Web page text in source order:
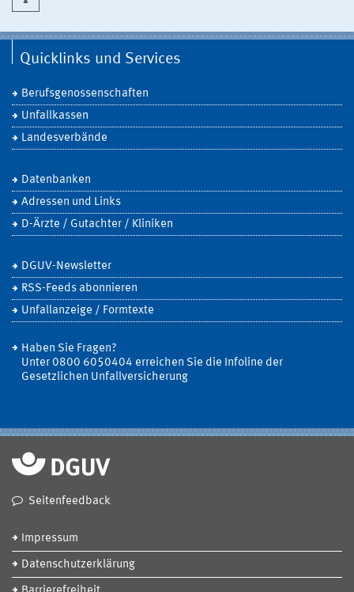
Quicklinks und Services
Berufsgenossenschaften
Unfallkassen
Landesverbände
Datenbanken
Adressen und Links
D-Ärzte / Gutachter / Kliniken
DGUV-Newsletter
RSS-Feeds abonnieren
Unfallanzeige / Formtexte
Haben Sie Fragen?
Unter 0800 6050404 erreichen Sie die Infoline der
Gesetzlichen Unfallversicherung
Seitenfeedback
Impressum
Datenschutzerklärung